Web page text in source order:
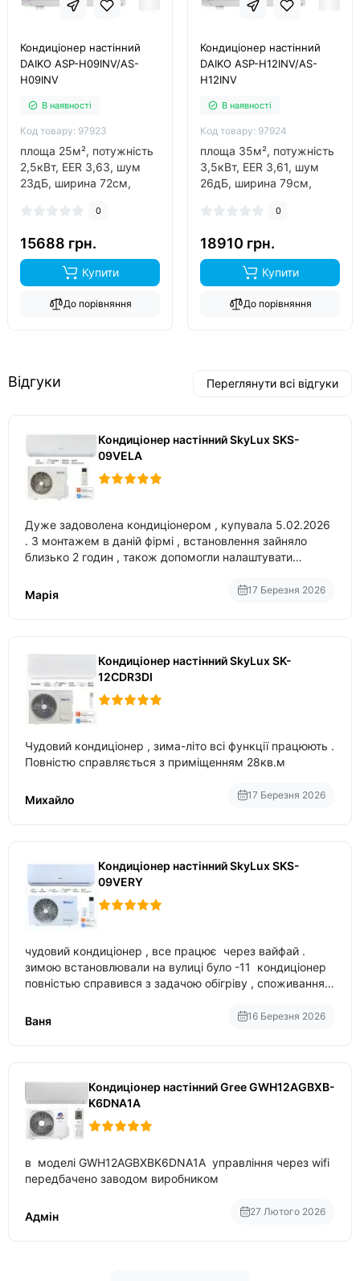
Кондиціонер настінний
DAIKO ASP-H09INV/AS-
H09INV
В наявності
Код товару: 97923
площа 25м², потужність
2,5кВт, EER 3,63, шум
23дБ, ширина 72см,
китай, інвертор так,
0
15688 грн.
Купити
До порівняння
Кондиціонер настінний
DAIKO ASP-H12INV/AS-
H12INV
В наявності
Код товару: 97924
площа 35м², потужність
3,5кВт, EER 3,61, шум
26дБ, ширина 79см,
китай, інвертор так,
0
18910 грн.
Купити
До порівняння
Відгуки Переглянути всі відгуки
Кондиціонер настінний SkyLux SKS-
09VELA
Дуже задоволена кондиціонером , купувала 5.02.2026
. З монтажем в даній фірмі , встановлення зайняло
близько 2 годин , також допомогли налаштувати
Марія
17 Березня 2026
Кондиціонер настінний SkyLux SK-
12CDR3DI
Чудовий кондиціонер , зима-літо всі функції працюють .
Повністю справляється з приміщенням 28кв.м
Михайло 17 Березня 2026
Кондиціонер настінний SkyLux SKS-
09VERY
чудовий кондиціонер , все працює через вайфай .
зимою встановлювали на вулиці було -11 кондиціонер
повністью справився з задачою обігріву , споживання
температури
Ваня 16 Березня 2026
Кондиціонер настінний Gree GWH12AGBXB-
K6DNA1A
в моделі GWH12AGBXBK6DNA1A управління через wifi
передбачено заводом виробником
Адмін 27 Лютого 2026